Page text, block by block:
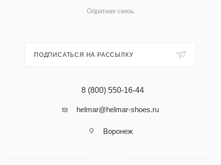
Обратная связь
ПОДПИСАТЬСЯ НА РАССЫЛКУ
8 (800) 550-16-44
helmar@helmar-shoes.ru
Воронеж